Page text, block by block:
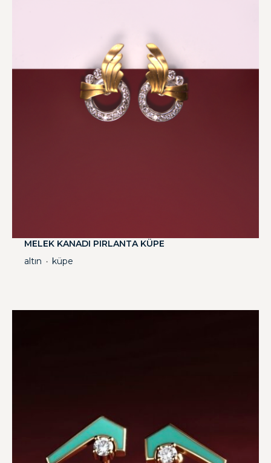
MELEK KANADI PIRLANTA KÜPE
altın ・ küpe